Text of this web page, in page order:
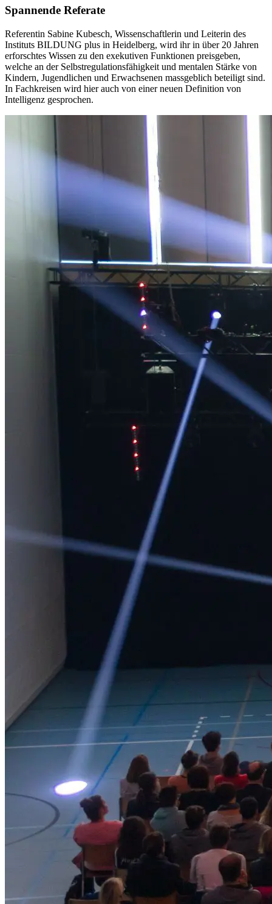
Spannende Referate
Referentin Sabine Kubesch, Wissenschaftlerin und Leiterin des
Instituts BILDUNG plus in Heidelberg, wird ihr in über 20 Jahren
erforschtes Wissen zu den exekutiven Funktionen preisgeben,
welche an der Selbstregulationsfähigkeit und mentalen Stärke von
Kindern, Jugendlichen und Erwachsenen massgeblich beteiligt sind.
In Fachkreisen wird hier auch von einer neuen Definition von
Intelligenz gesprochen.